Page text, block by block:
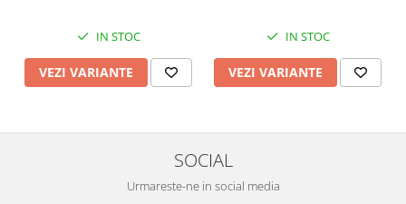
IN STOC
VEZI VARIANTE
IN STOC
VEZI VARIANTE
SOCIAL
Urmareste-ne in social media